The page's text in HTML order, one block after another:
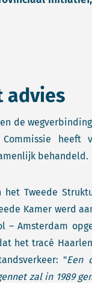
advies
de
heeft
behandeld.
Tweede
Kamer werd
– Amsterdam
het tracé
"Een
zal in 1989